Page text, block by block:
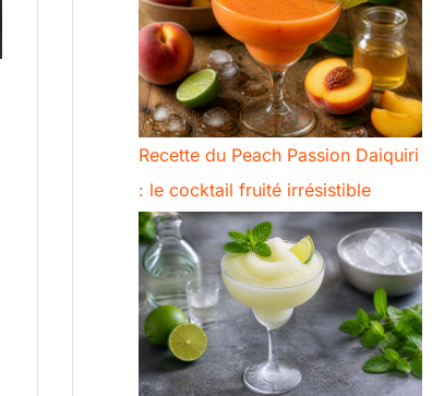
Recette du Peach Passion Daiquiri
: le cocktail fruité irrésistible